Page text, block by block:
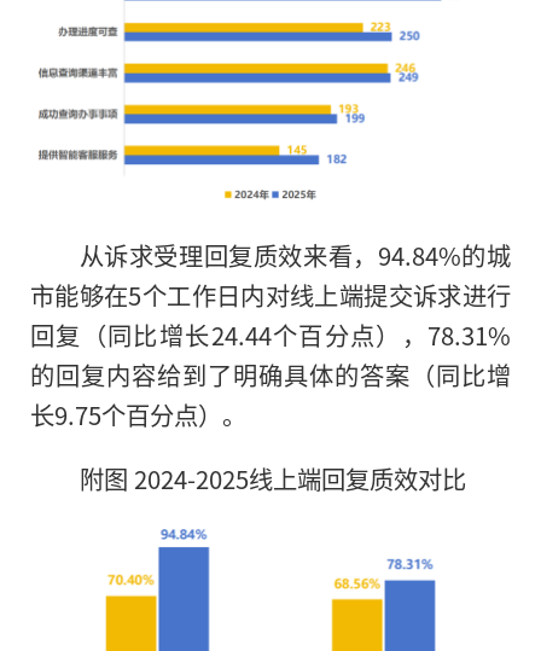
从诉求受理回复质效来看，94.84%的城
市能够在5个工作日内对线上端提交诉求进行
回复（同比增长24.44个百分点），78.31%
的回复内容给到了明确具体的答案（同比增
长9.75个百分点）。
附图 2024-2025线上端回复质效对比